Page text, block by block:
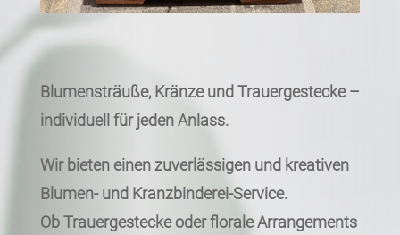
Blumensträuße, Kränze und Trauergestecke –
individuell für jeden Anlass.
Wir bieten einen zuverlässigen und kreativen
Blumen- und Kranzbinderei-Service.
Ob Trauergestecke oder florale Arrangements